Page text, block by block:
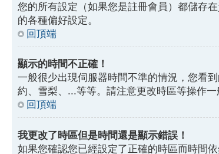
您的所有設定（如果您是註冊會員）都儲存
的各種偏好設定。
回頂端
顯示的時間不正確！
一般很少出現伺服器時間不準的情況，您看
約、雪梨、...等等。請注意更改時區等操作
回頂端
我更改了時區但是時間還是顯示錯誤！
如果您確認您已經設定了正確的時區而時間